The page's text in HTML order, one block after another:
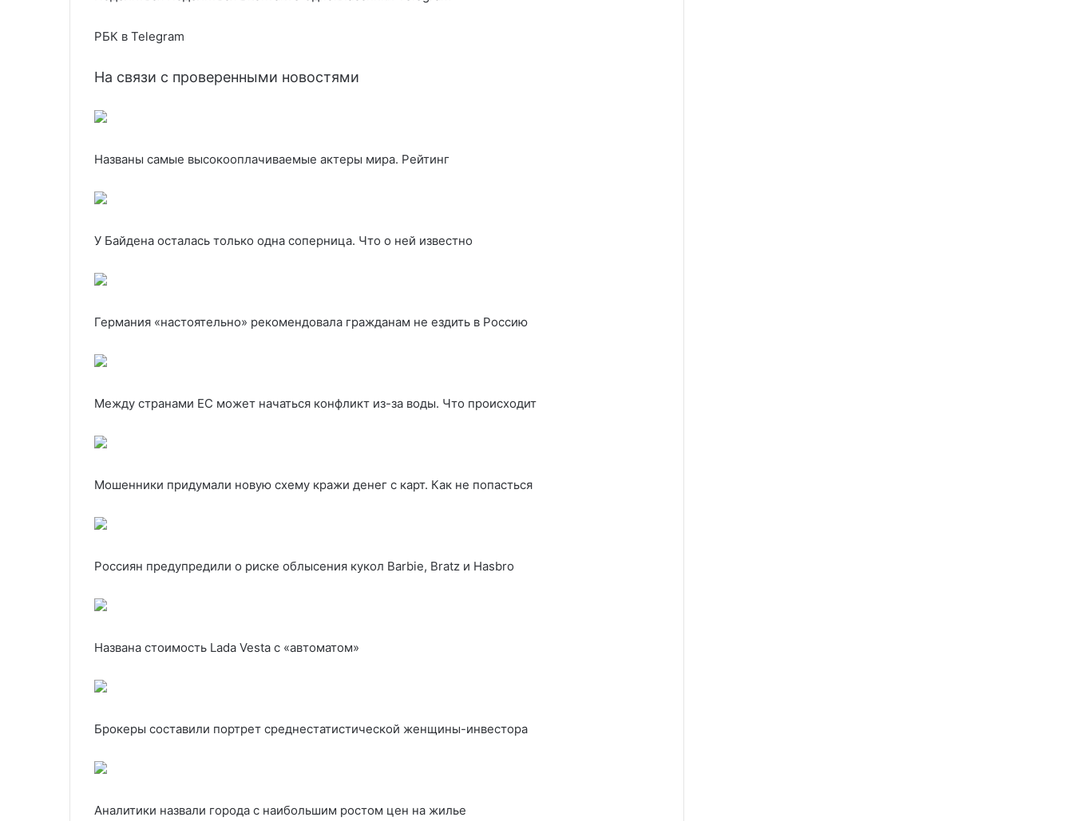
РБК в Telegram
На связи с проверенными новостями
Названы самые высокооплачиваемые актеры мира. Рейтинг
У Байдена осталась только одна соперница. Что о ней известно
Германия «настоятельно» рекомендовала гражданам не ездить в Россию
Между странами ЕС может начаться конфликт из-за воды. Что происходит
Мошенники придумали новую схему кражи денег с карт. Как не попасться
Россиян предупредили о риске облысения кукол Barbie, Bratz и Hasbro
Названа стоимость Lada Vesta c «автоматом»
Брокеры составили портрет среднестатистической женщины-инвестора
Аналитики назвали города с наибольшим ростом цен на жилье